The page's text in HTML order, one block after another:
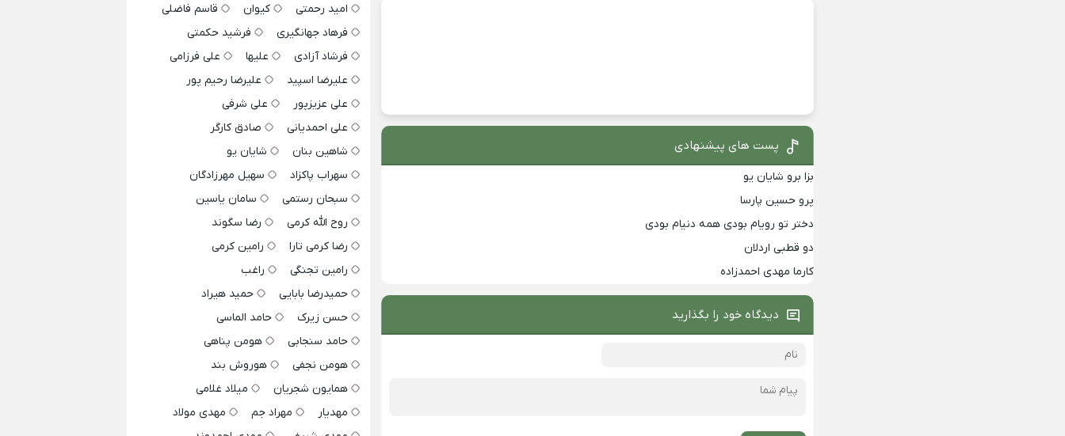
پست های پیشنهادی
بزا برو شایان یو
پرو حسین پارسا
دختر تو رویام بودی همه دنیام بودی
دو قطبی اردلان
کارما مهدی احمدزاده
دیدگاه خود را بگذارید
امید رحمتی
کیوان
قاسم فاضلی
فرهاد جهانگیری
فرشید حکمتی
فرشاد آزادی
علیها
علی فرزامی
علیرضا اسپید
علیرضا رحیم پور
علی عزیزپور
علی شرفی
علی احمدیانی
صادق کارگر
شاهین بنان
شایان یو
سهراب پاکزاد
سهیل مهرزادگان
سبحان رستمی
سامان یاسین
روح الله کرمی
رضا سگوند
رضا کرمی تارا
رامین کرمی
رامین تجنگی
راغب
حمیدرضا بابایی
حمید هیراد
حسن زیرک
حامد الماسی
حامد سنجابی
هومن پناهی
هومن نجفی
هوروش بند
همایون شجریان
میلاد غلامی
مهدیار
مهراد جم
مهدی مولاد